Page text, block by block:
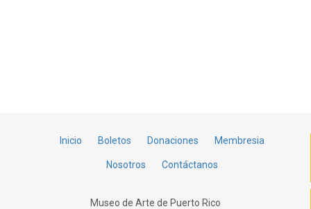
Inicio Boletos Donaciones Membresia
Nosotros Contáctanos
Museo de Arte de Puerto Rico